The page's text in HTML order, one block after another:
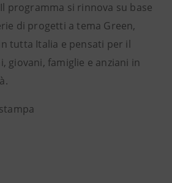
programma si rinnova su base
di progetti a tema Green,
tutta Italia e pensati per il
giovani, famiglie e anziani in